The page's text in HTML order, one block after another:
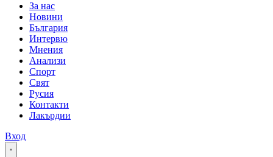
За нас
Новини
България
Интервю
Мнения
Анализи
Спорт
Свят
Русия
Контакти
Лакърдии
Вход